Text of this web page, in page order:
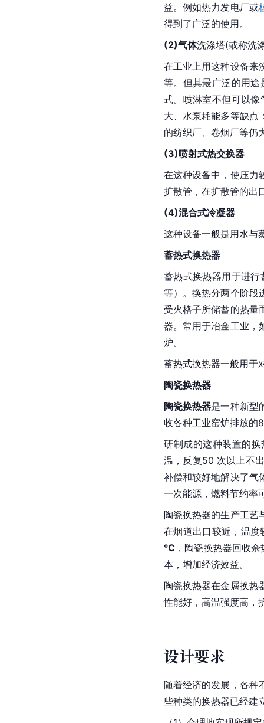
益。例如热力发电厂或
得到了广泛的使用。
(2)气体洗涤塔(或称洗
在工业上用这种设备来
等。但其最广泛的用
式。喷淋室不但可以
大、水泵耗能多等缺点
的纺织厂、卷烟厂等仍
(3)喷射式热交换器
在这种设备中，使压力
扩散管，在扩散管的出
(4)混合式冷凝器
这种设备一般是用水与
蓄热式换热器
蓄热式换热器用于进
等）。换热分两个阶段
受火格子所储蓄的热量
器。常用于冶金工业，
炉。
蓄热式换热器一般用于
陶瓷换热器
陶瓷换热器是一种新型
收各种工业窑炉排放
研制成的这种装置的
温，反复50 次以上不
补偿和较好地解决了气
一次能源，燃料节约率
陶瓷换热器的生产工艺
在烟道出口较近，温
℃ ，陶瓷换热器回收
本，增加经济效益。
陶瓷换热器在金属换热
性能好，高温强度高，
设计要求
随着经济的发展，各种
些种类的换热器已经建